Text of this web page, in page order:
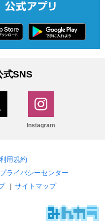
式SNS
Instagram
利用規約
プライバシーセンター
| サイトマップ